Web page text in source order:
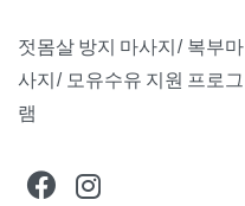
젓몸살 방지 마사지/ 복부마
사지/ 모유수유 지원 프로그
램